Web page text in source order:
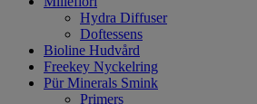
Hydra Diffuser
Doftessens
Bioline Hudvård
Freekey Nyckelring
Pür Minerals Smink
Primers